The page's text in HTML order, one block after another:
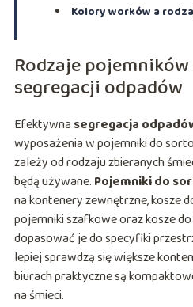
Kolory worków a
Rodzaje
segregacji odpadów
Efektywna segregacja
wyposażenia w pojemniki do
zależy od rodzaju zbieranych
będą używane. Pojemniki do
na kontenery zewnętrzne, kosze
pojemniki szafkowe oraz kosze
dopasować je do specyfiki
lepiej sprawdzą się większe
biurach praktyczne są
na śmieci.